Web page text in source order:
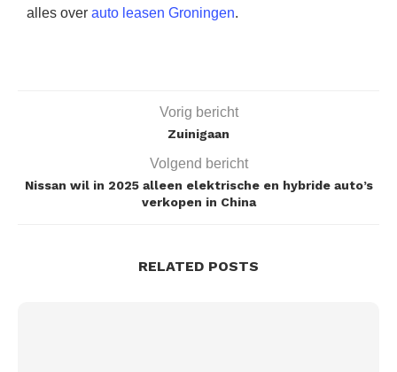
alles over auto leasen Groningen.
Vorig bericht
Zuinigaan
Volgend bericht
Nissan wil in 2025 alleen elektrische en hybride auto’s
verkopen in China
RELATED POSTS